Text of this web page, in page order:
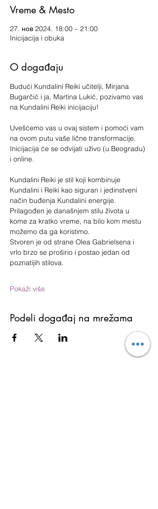
Vreme & Mesto
27. нов 2024. 18:00 – 21:00
Inicijacija i obuka
O događaju
Budući Kundalini Reiki učitelji, Mirjana
Bugarčić i ja, Martina Lukić, pozivamo vas
na Kundalini Reiki inicijaciju!
Uvešćemo vas u ovaj sistem i pomoći vam
na ovom putu vaše lične transformacije.
Inicijacija će se odvijati uživo (u Beogradu)
i online.
Kundalini Reiki je stil koji kombinuje
Kundalini i Reiki kao siguran i jedinstveni
način buđenja Kundalini energije.
Prilagođen je današnjem stilu života u
kome za kratko vreme, na bilo kom mestu
možemo da ga koristimo.
Stvoren je od strane Olea Gabrielsena i
vrlo brzo se proširio i postao jedan od
poznatijih stilova.
Pokaži više
Podeli događaj na mrežama